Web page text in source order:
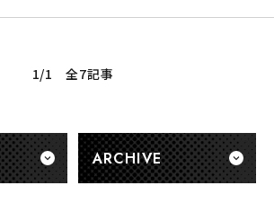
1/1 全7記事
ARCHIVE